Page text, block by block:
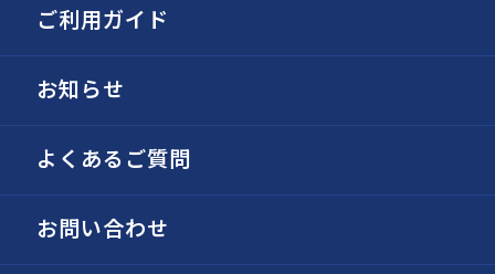
ご利用ガイド
お知らせ
よくあるご質問
お問い合わせ